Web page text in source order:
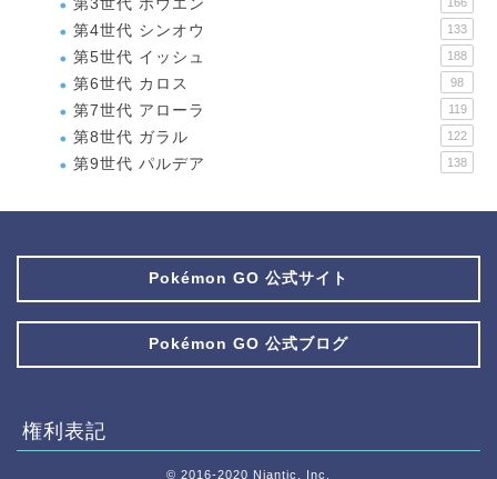
第3世代 ホウエン
第4世代 シンオウ 133
第5世代 イッシュ 188
第6世代 カロス 98
第7世代 アローラ 119
第8世代 ガラル 122
第9世代 パルデア 138
Pokémon GO 公式サイト
Pokémon GO 公式ブログ
権利表記
© 2016-2020 Niantic, Inc.